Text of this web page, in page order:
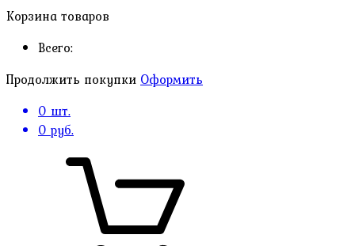
Корзина товаров
Всего:
Продолжить покупки Оформить
0 шт.
0 руб.